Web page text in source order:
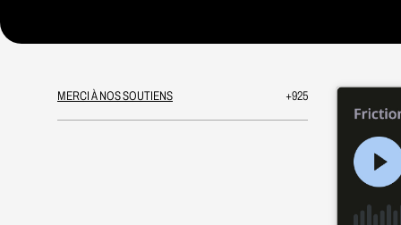
MERCI À NOS SOUTIENS +925